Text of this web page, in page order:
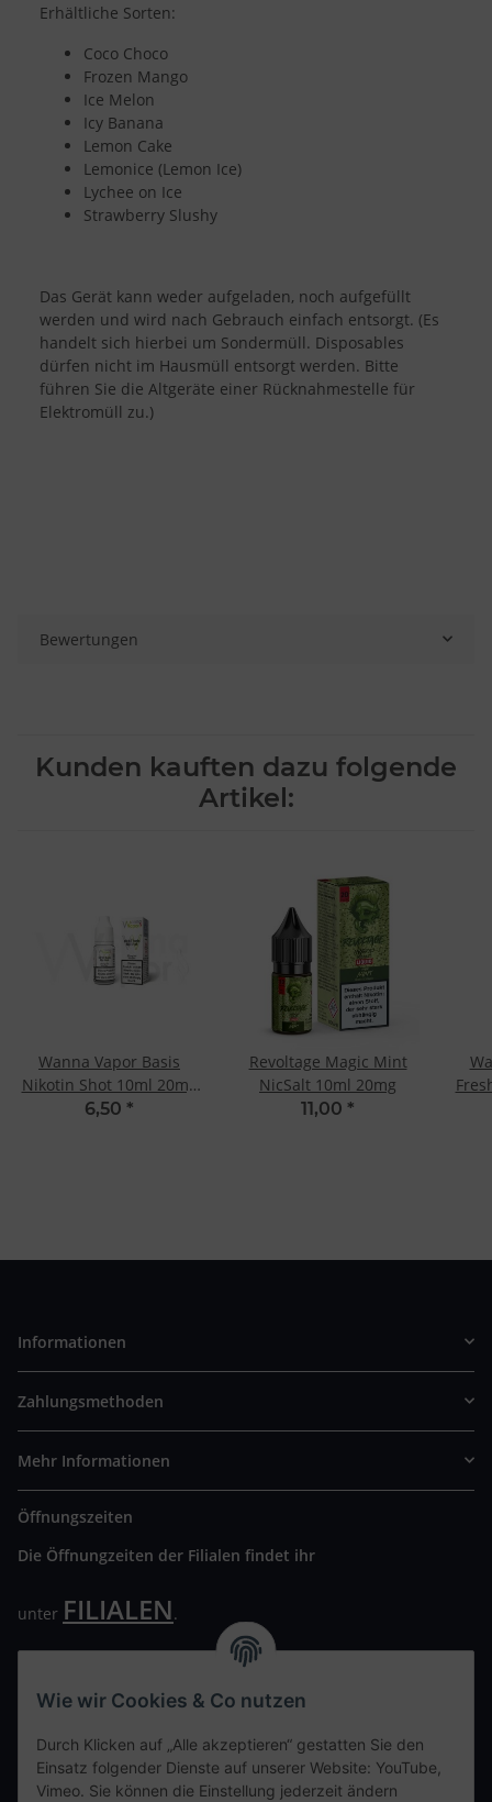
Erhältliche Sorten:
Coco Choco
Frozen Mango
Ice Melon
Icy Banana
Lemon Cake
Lemonice (Lemon Ice)
Lychee on Ice
Strawberry Slushy
Das Gerät kann weder aufgeladen, noch aufgefüllt
werden und wird nach Gebrauch einfach entsorgt. (Es
handelt sich hierbei um Sondermüll. Disposables
dürfen nicht im Hausmüll entsorgt werden. Bitte
führen Sie die Altgeräte einer Rücknahmestelle für
Elektromüll zu.)
Bewertungen
Kunden kauften dazu folgende
Artikel:
Wanna Vapor Basis
Nikotin Shot 10ml 20mg
- 50/50
6,50 *
Revoltage Magic Mint
NicSalt 10ml 20mg
11,00 *
Informationen
Zahlungsmethoden
Mehr Informationen
Öffnungszeiten
Die Öffnungzeiten der Filialen findet ihr
unter FILIALEN.
Wir freuen uns auf Euren Besuch. Bitte beachtet die
Kontaktdaten
Wie wir Cookies & Co nutzen
Durch Klicken auf „Alle akzeptieren“ gestatten Sie den
Einsatz folgender Dienste auf unserer Website: YouTube,
Vimeo. Sie können die Einstellung jederzeit ändern